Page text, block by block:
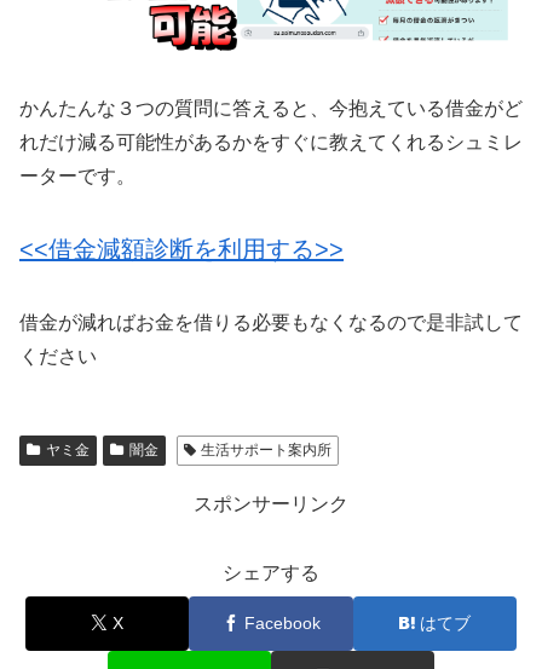
かんたんな３つの質問に答えると、今抱えている借金がど
れだけ減る可能性があるかをすぐに教えてくれるシュミレ
ーターです。
<<借金減額診断を利用する>>
借金が減ればお金を借りる必要もなくなるので是非試して
ください
ヤミ金 闇金 生活サポート案内所
スポンサーリンク
シェアする
X Facebook はてブ